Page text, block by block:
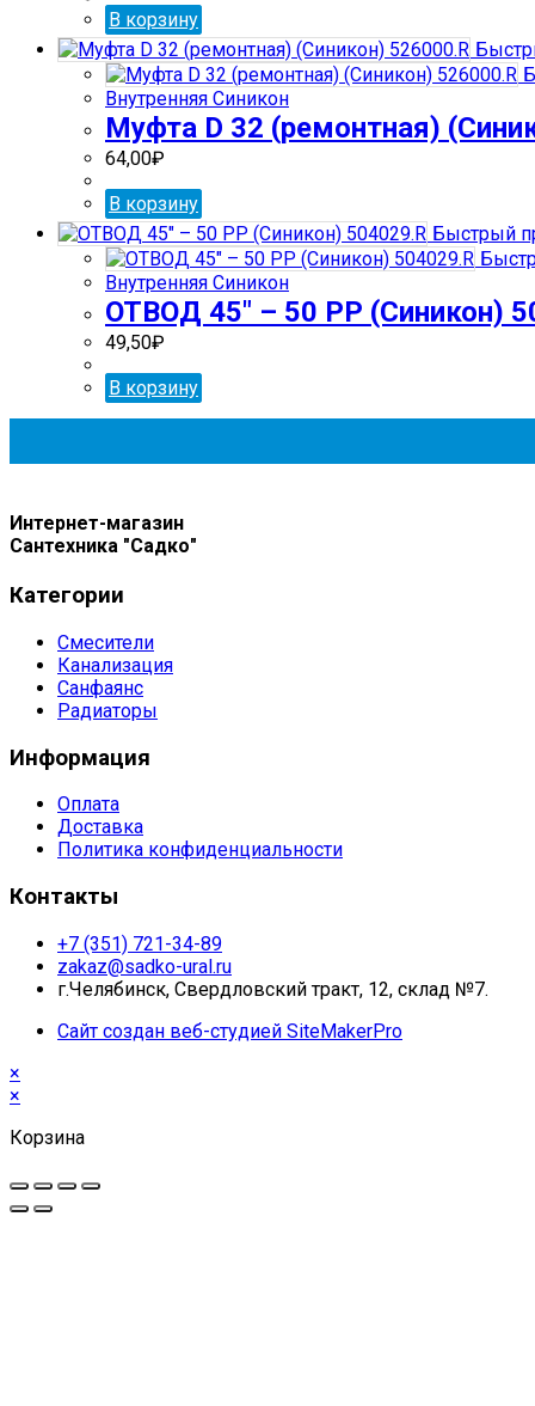
В корзину
Внутренняя Синикон
Муфта D 32 (ремонтная)
64,00₽
В корзину
Быстрый
Внутренняя Синикон
ОТВОД 45″ – 50 РР (Синикон)
49,50₽
В корзину
Интернет-магазин
Сантехника "Садко"
Категории
Смесители
Канализация
Санфаянс
Радиаторы
Информация
Оплата
Доставка
Политика конфиденциальности
Контакты
+7 (351) 721-34-89
zakaz@sadko-ural.ru
г.Челябинск, Свердловский тракт, 12, склад №7.
Сайт создан веб-студией SiteMakerPro
×
×
Корзина